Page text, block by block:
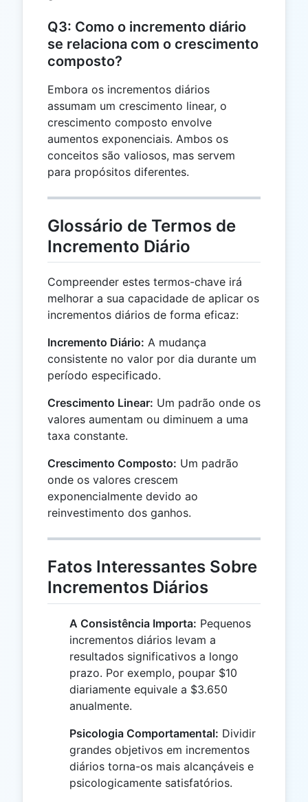
Q3: Como o incremento diário
se relaciona com o crescimento
composto?
Embora os incrementos diários
assumam um crescimento linear, o
crescimento composto envolve
aumentos exponenciais. Ambos os
conceitos são valiosos, mas servem
para propósitos diferentes.
Glossário de Termos de
Incremento Diário
Compreender estes termos-chave irá
melhorar a sua capacidade de aplicar os
incrementos diários de forma eficaz:
Incremento Diário: A mudança
consistente no valor por dia durante um
período especificado.
Crescimento Linear: Um padrão onde os
valores aumentam ou diminuem a uma
taxa constante.
Crescimento Composto: Um padrão
onde os valores crescem
exponencialmente devido ao
reinvestimento dos ganhos.
Fatos Interessantes Sobre
Incrementos Diários
A Consistência Importa: Pequenos
incrementos diários levam a
resultados significativos a longo
prazo. Por exemplo, poupar $10
diariamente equivale a $3.650
anualmente.
Psicologia Comportamental: Dividir
grandes objetivos em incrementos
diários torna-os mais alcançáveis e
psicologicamente satisfatórios.